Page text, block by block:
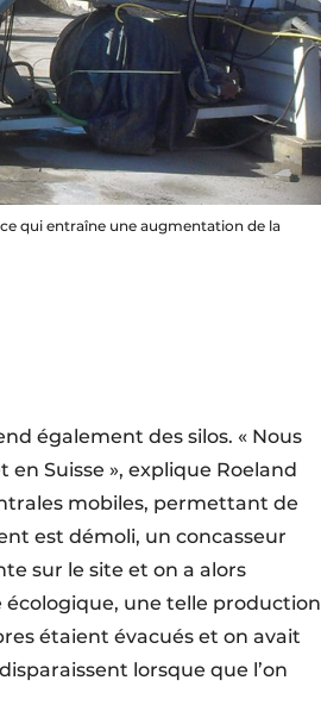
qui entraîne une augmentation de la
également des silos. « Nous
Suisse », explique Roeland
mobiles, permettant de
est démoli, un concasseur
sur le site et on a alors
une telle production
étaient évacués et on avait
lorsque que l’on